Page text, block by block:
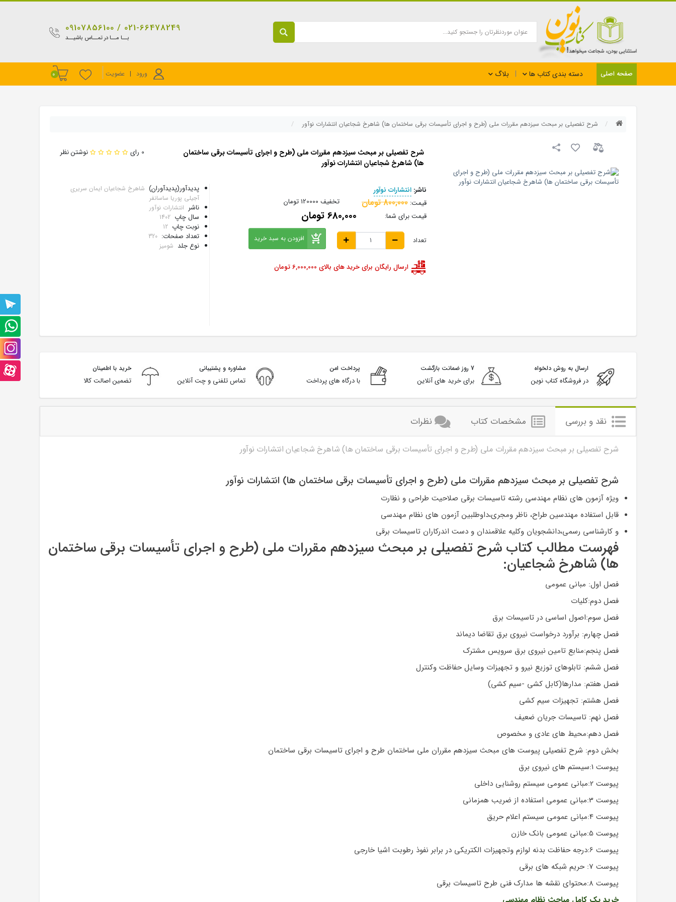
021-66478249 / 09107856100
بــا مــا در تمــاس باشیــد
صفحه اصلی دسته بندی کتاب ها بلاگ ورود | عضویت 0
شرح تفصیلی بر مبحث سیزدهم مقررات ملی (طرح و اجرای تأسیسات برقی ساختمان ها) شاهرخ شجاعیان انتشارات نوآور
شرح تفصیلی بر مبحث سیزدهم مقررات ملی (طرح و اجرای تأسیسات برقی ساختمان
ها) شاهرخ شجاعیان انتشارات نوآور
0 رای نوشتن نظر
ناشر: انتشارات نوآور
قیمت: 800,000 تومان تخفیف 120000 تومان
قیمت برای شما:
680,000 تومان
تعداد افزودن به سبد خرید
ارسال رایگان برای خرید های بالای 6,000,000 تومان
پدیدآور(پدیدآوران) شاهرخ شجاعیان ایمان سریری
آجیلی پوریا ساسانفر
ناشر انتشارات نوآور
سال چاپ 1402
نوبت چاپ 12
تعداد صفحات: 320
نوع جلد شومیز
ارسال به روش دلخواه
در فروشگاه کتاب نوین
7 روز ضمانت بازگشت
برای خرید های آنلاین
پرداخت امن
با درگاه های پرداخت
مشاوره و پشتیبانی
تماس تلفنی و چت آنلاین
خرید با اطمینان
تضمین اصالت کالا
نقد و بررسی مشخصات کتاب نظرات
شرح تفصیلی بر مبحث سیزدهم مقررات ملی (طرح و اجرای تأسیسات برقی ساختمان ها) شاهرخ شجاعیان انتشارات نوآور
شرح تفصیلی بر مبحث سیزدهم مقررات ملی (طرح و اجرای تأسیسات برقی ساختمان ها) انتشارات نوآور
ویژه آزمون های نظام مهندسی رشته تاسیسات برقی صلاحیت طراحی و نظارت
قابل استفاده مهندسین طراح، ناظر ومجری،داوطلبین آزمون های نظام مهندسی
و کارشناسی رسمی،دانشجویان وکلیه علاقمندان و دست اندرکاران تاسیسات برقی
فهرست مطالب کتاب شرح تفصیلی بر مبحث سیزدهم مقررات ملی (طرح و اجرای تأسیسات برقی ساختمان
ها) شاهرخ شجاعیان:
فصل اول: مبانی عمومی
فصل دوم:کلیات
فصل سوم:اصول اساسی در تاسیسات برق
فصل چهارم: برآورد درخواست نیروی برق تقاضا دیماند
فصل پنجم:منابع تامین نیروی برق سرویس مشترک
فصل ششم: تابلوهای توزیع نیرو و تجهیزات وسایل حفاظت وکنترل
فصل هفتم: مدارها(کابل کشی -سیم کشی)
فصل هشتم: تجهیزات سیم کشی
فصل نهم: تاسیسات جریان ضعیف
فصل دهم:محیط های عادی و مخصوص
بخش دوم: شرح تفصیلی پیوست های مبحث سیزدهم مقرران ملی ساختمان طرح و اجرای تاسیسات برقی ساختمان
پیوست 1:سیستم های نیروی برق
پیوست 2:مبانی عمومی سیستم روشنایی داخلی
پیوست 3:مبانی عمومی استفاده از ضریب همزمانی
پیوست 4:مبانی عمومی سیستم اعلام حریق
پیوست 5:مبانی عمومی بانک خازن
پیوست 6:درجه حفاظت بدنه لوازم وتجهیزات الکتریکی در برابر نفوذ رطوبت اشیا خارجی
پیوست 7: حریم شبکه های برقی
پیوست 8:محتوای نقشه ها مدارک فنی طرح تاسیسات برقی
پشتیبانی
تلگرام
پشتیبانی
واتس
آپ
صفحه
اینستاگرام
صفحه